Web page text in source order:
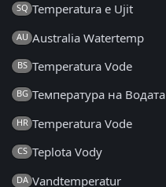
SQ Temperatura e Ujit
AU Australia Watertemp
BS Temperatura Vode
BG Температура на Водата
HR Temperatura Vode
CS Teplota Vody
DA Vandtemperatur